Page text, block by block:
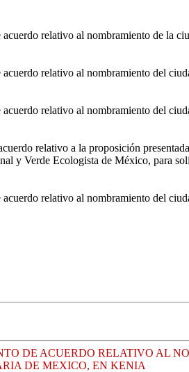
relativo al nombramiento de la
relativo al nombramiento del
relativo al nombramiento del
relativo a la proposición
y Verde Ecologista de México, para
relativo al nombramiento del
DE ACUERDO RELATIVO AL
DE MEXICO, EN KENIA